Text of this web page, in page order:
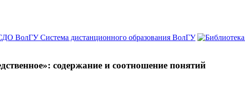
Система дистанционного образования ВолГУ
содержание и соотношение понятий